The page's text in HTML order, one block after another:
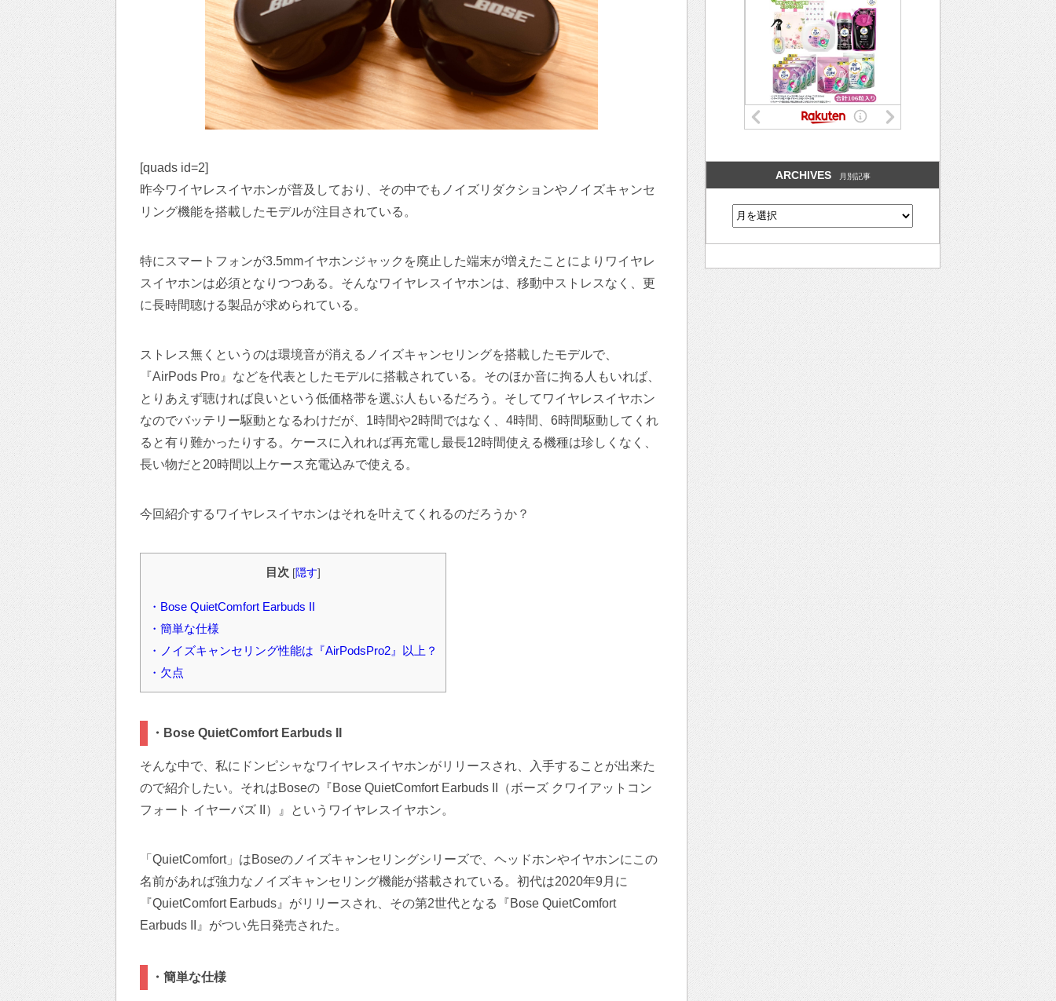
[quads id=2]
昨今ワイヤレスイヤホンが普及しており、その中でもノイズリダクションやノイズキャンセ
リング機能を搭載したモデルが注目されている。
特にスマートフォンが3.5mmイヤホンジャックを廃止した端末が増えたことによりワイヤレ
スイヤホンは必須となりつつある。そんなワイヤレスイヤホンは、移動中ストレスなく、更
に長時間聴ける製品が求められている。
ストレス無くというのは環境音が消えるノイズキャンセリングを搭載したモデルで、
『AirPods Pro』などを代表としたモデルに搭載されている。そのほか音に拘る人もいれば、
とりあえず聴ければ良いという低価格帯を選ぶ人もいるだろう。そしてワイヤレスイヤホン
なのでバッテリー駆動となるわけだが、1時間や2時間ではなく、4時間、6時間駆動してくれ
ると有り難かったりする。ケースに入れれば再充電し最長12時間使える機種は珍しくなく、
長い物だと20時間以上ケース充電込みで使える。
今回紹介するワイヤレスイヤホンはそれを叶えてくれるのだろうか？
目次 [隠す]
・Bose QuietComfort Earbuds II
・簡単な仕様
・ノイズキャンセリング性能は『AirPodsPro2』以上？
・欠点
・Bose QuietComfort Earbuds II
そんな中で、私にドンピシャなワイヤレスイヤホンがリリースされ、入手することが出来た
ので紹介したい。それはBoseの『Bose QuietComfort Earbuds II（ボーズ クワイアットコン
フォート イヤーバズ II）』というワイヤレスイヤホン。
「QuietComfort」はBoseのノイズキャンセリングシリーズで、ヘッドホンやイヤホンにこの
名前があれば強力なノイズキャンセリング機能が搭載されている。初代は2020年9月に
『QuietComfort Earbuds』がリリースされ、その第2世代となる『Bose QuietComfort
Earbuds II』がつい先日発売された。
・簡単な仕様
ARCHIVES 月別記事